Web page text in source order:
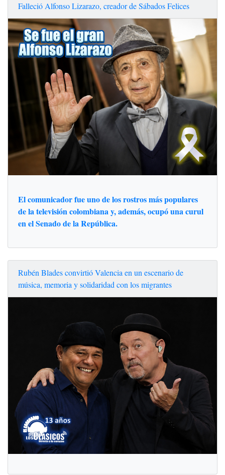
Falleció Alfonso Lizarazo, creador de Sábados Felices
El comunicador fue uno de los rostros más populares
de la televisión colombiana y, además, ocupó una curul
en el Senado de la República.
Rubén Blades convirtió Valencia en un escenario de
música, memoria y solidaridad con los migrantes